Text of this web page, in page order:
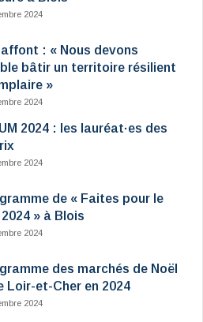
2024
: « Nous devons
bâtir un territoire résilient
»
2024
2024 : les lauréat·es des
2024
de « Faites pour le
» à Blois
2024
des marchés de Noël
Loir-et-Cher en 2024
2024